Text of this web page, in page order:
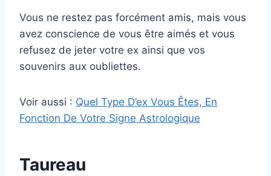
Vous ne restez pas forcément amis, mais vous
avez conscience de vous être aimés et vous
refusez de jeter votre ex ainsi que vos
souvenirs aux oubliettes.
Voir aussi : Quel Type D’ex Vous Êtes, En
Fonction De Votre Signe Astrologique
Taureau